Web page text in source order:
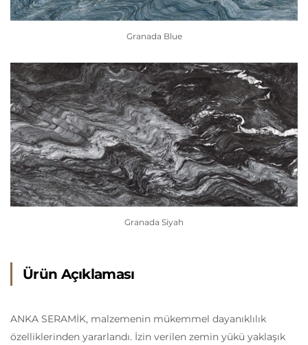
Granada Blue
Granada Siyah
Ürün Açıklaması
ANKA SERAMİK, malzemenin mükemmel dayanıklılık
özelliklerinden yararlandı. İzin verilen zemin yükü yaklaşık